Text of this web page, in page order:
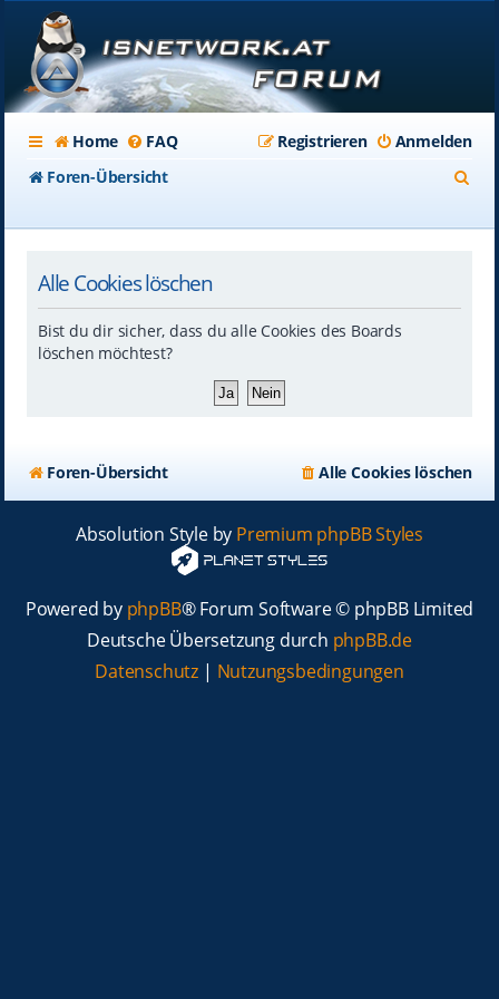
Home FAQ Anmelden
Registrieren
Foren-Übersicht
Alle Cookies löschen
Bist du dir sicher, dass du alle Cookies des Boards
löschen möchtest?
Foren-Übersicht Alle Cookies löschen
Absolution Style by Premium phpBB Styles
Powered by phpBB® Forum Software © phpBB Limited
Deutsche Übersetzung durch phpBB.de
Datenschutz | Nutzungsbedingungen